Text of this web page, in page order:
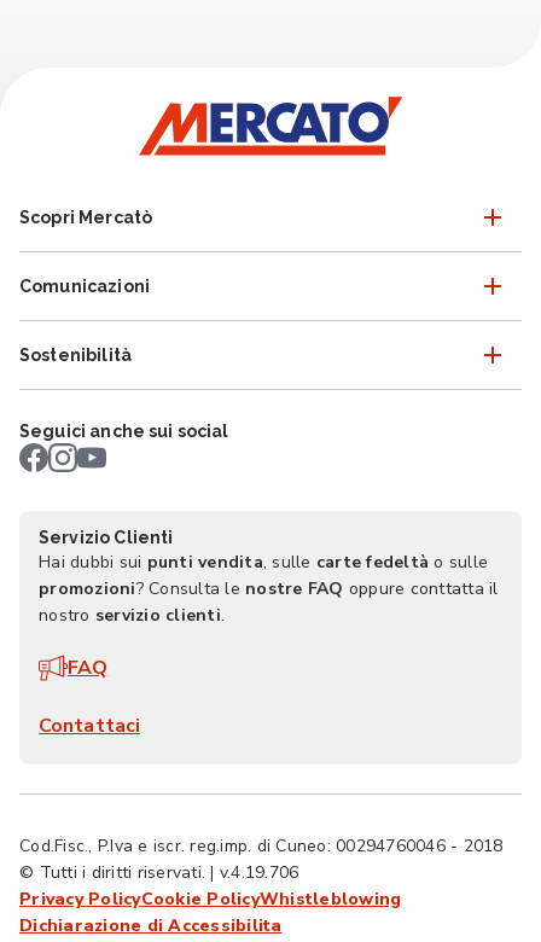
Scopri Mercatò
Comunicazioni
Sostenibilità
Seguici anche sui social
Servizio Clienti
Hai dubbi sui punti vendita, sulle carte fedeltà o sulle
promozioni? Consulta le nostre FAQ oppure conttatta il
nostro servizio clienti.
FAQ
Contattaci
Cod.Fisc., P.Iva e iscr. reg.imp. di Cuneo: 00294760046 - 2018
© Tutti i diritti riservati. | v.4.19.706
Privacy PolicyCookie PolicyWhistleblowing
Dichiarazione di Accessibilita